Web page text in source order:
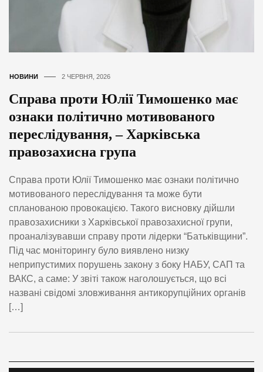
НОВИНИ 2 ЧЕРВНЯ, 2026
Справа проти Юлії Тимошенко має
ознаки політично мотивованого
переслідування, – Харківська
правозахисна група
Справа проти Юлії Тимошенко має ознаки політично
мотивованого переслідування та може бути
спланованою провокацією. Такого висновку дійшли
правозахисники з Харківської правозахисної групи,
проаналізувавши справу проти лідерки “Батьківщини”.
Під час моніторингу було виявлено низку
неприпустимих порушень закону з боку НАБУ, САП та
ВАКС, а саме: У звіті також наголошується, що всі
названі свідомі зловживання антикорупційних органів
[…]